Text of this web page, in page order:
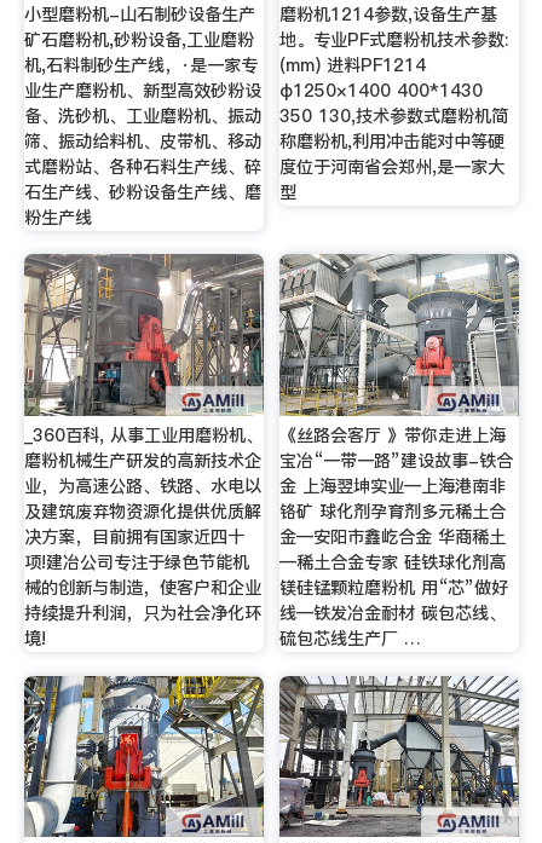
小型磨粉机-山石制砂设备生产
矿石磨粉机,砂粉设备,工业磨粉
机,石料制砂生产线，·是一家专
业生产磨粉机、新型高效砂粉设
备、洗砂机、工业磨粉机、振动
筛、振动给料机、皮带机、移动
式磨粉站、各种石料生产线、碎
石生产线、砂粉设备生产线、磨
粉生产线
磨粉机1214参数,设备生产基
地。专业PF式磨粉机技术参数:
(mm) 进料PF1214
φ1250×1400 400*1430
350 130,技术参数式磨粉机简
称磨粉机,利用冲击能对中等硬
度位于河南省会郑州,是一家大
型
_360百科, 从事工业用磨粉机、
磨粉机械生产研发的高新技术企
业，为高速公路、铁路、水电以
及建筑废弃物资源化提供优质解
决方案，目前拥有国家近四十
项!建冶公司专注于绿色节能机
械的创新与制造，使客户和企业
持续提升利润，只为社会净化环
境!
《丝路会客厅 》带你走进上海
宝冶“一带一路”建设故事-铁合
金 上海翌坤实业—上海港南非
铬矿 球化剂孕育剂多元稀土合
金—安阳市鑫屹合金 华商稀土
—稀土合金专家 硅铁球化剂高
镁硅锰颗粒磨粉机 用“芯”做好
线—铁发冶金耐材 碳包芯线、
硫包芯线生产厂 …